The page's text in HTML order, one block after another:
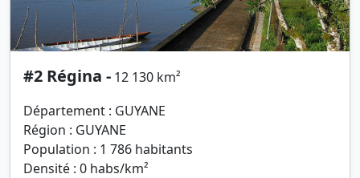
#2 Régina - 12 130 km²
Département : GUYANE
Région : GUYANE
Population : 1 786 habitants
Densité : 0 habs/km²